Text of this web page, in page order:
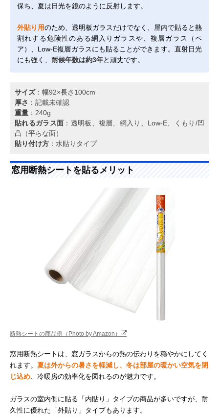
保ち、夏は日光を鏡のように反射します。
外貼り用のため、透明板ガラスだけでなく、屋内で貼ると熱
割れする危険性のある網入りガラスや、複層ガラス（ペ
ア）、Low-E複層ガラスにも貼ることができます。直射日光
にも強く、 耐候年数は約3年と頑丈です。
サイズ：幅92×長さ100cm
厚さ ：記載未確認
重量 ：240g
貼れるガラス面 ：透明板、複層、網入り、Low-E、くもり/凹
凸（平らな面）
貼り付け方 ：水貼りタイプ
窓用断熱シートを貼るメリット
断熱シートの商品例（Photo by Amazon）
窓用断熱シートは、窓ガラスからの熱の伝わりを穏やかにしてく
れます。 夏は外からの暑さを軽減し、冬は部屋の暖かい空気を閉
じ込め 、冷暖房の効率化を図れるのが魅力です。
ガラスの室内側に貼る「内貼り」タイプの商品が多いですが、耐
久性に優れた「外貼り」タイプもあります。